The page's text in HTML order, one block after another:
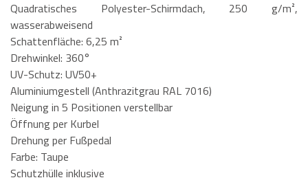
Quadratisches Polyester-Schirmdach, 250 g/m²,
wasserabweisend
Schattenfläche: 6,25 m²
Drehwinkel: 360°
UV-Schutz: UV50+
Aluminiumgestell (Anthrazitgrau RAL 7016)
Neigung in 5 Positionen verstellbar
Öffnung per Kurbel
Drehung per Fußpedal
Farbe: Taupe
Schutzhülle inklusive